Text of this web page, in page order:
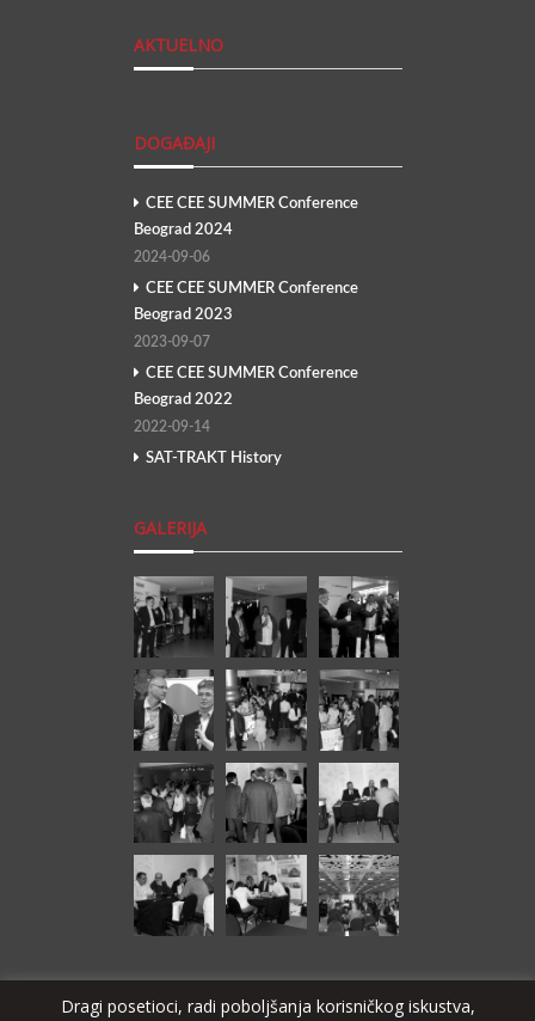
AKTUELNO
DOGAĐAJI
CEE CEE SUMMER Conference
Beograd 2024
2024-09-06
CEE CEE SUMMER Conference
Beograd 2023
2023-09-07
CEE CEE SUMMER Conference
Beograd 2022
2022-09-14
SAT-TRAKT History
GALERIJA
Dragi posetioci, radi poboljšanja korisničkog iskustva,